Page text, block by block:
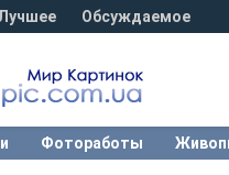
Обсуждаемое
Фотоработы